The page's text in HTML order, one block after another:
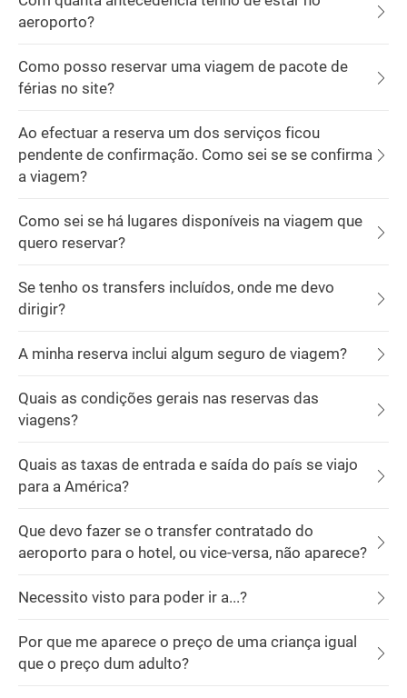
aeroporto?
Como posso reservar uma viagem de pacote de
férias no site?
Ao efectuar a reserva um dos serviços ficou
pendente de confirmação. Como sei se se confirma
a viagem?
Como sei se há lugares disponíveis na viagem que
quero reservar?
Se tenho os transfers incluídos, onde me devo
dirigir?
A minha reserva inclui algum seguro de viagem?
Quais as condições gerais nas reservas das
viagens?
Quais as taxas de entrada e saída do país se viajo
para a América?
Que devo fazer se o transfer contratado do
aeroporto para o hotel, ou vice-versa, não aparece?
Necessito visto para poder ir a...?
Por que me aparece o preço de uma criança igual
que o preço dum adulto?